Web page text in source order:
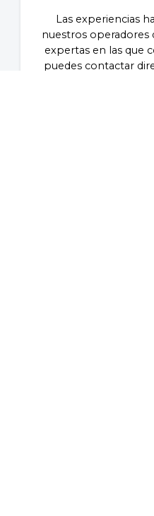
Las experiencias
nuestros operadores
expertas en las que
puedes contactar